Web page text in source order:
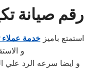
رقم صيانة
استمتع باميزخدمة عملاء ترين
و
و ايضا سرعه الرد علي